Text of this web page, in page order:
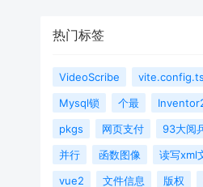
热门标签
VideoScribe vite.config.ts
Mysql锁
个最
pkgs
网页支付 93大阅
并行
函数图像
读写xml
vue2
文件信息 版权